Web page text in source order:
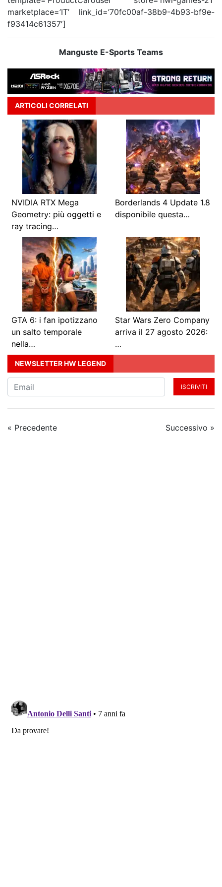
marketplace=’IT’ link_id=’70fc00af-38b9-4b93-bf9e-
f93414c61357′]
Manguste E-Sports Teams
ARTICOLI CORRELATI
NVIDIA RTX Mega
Geometry: più oggetti e
ray tracing…
Borderlands 4 Update 1.8
disponibile questa…
GTA 6: i fan ipotizzano
un salto temporale
nella…
Star Wars Zero Company
arriva il 27 agosto 2026:
…
NEWSLETTER HW LEGEND
ISCRIVITI
« Precedente Successivo »